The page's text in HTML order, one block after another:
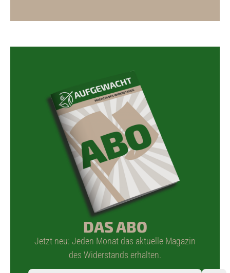
DAS ABO
Jetzt neu: Jeden Monat das aktuelle Magazin
des Widerstands erhalten.